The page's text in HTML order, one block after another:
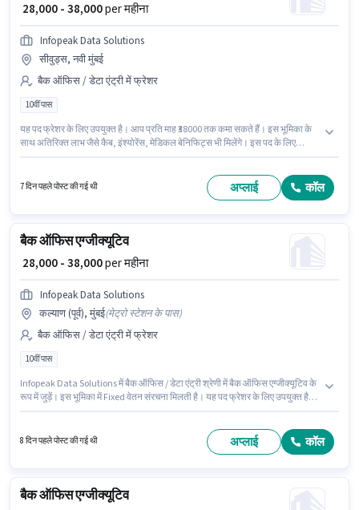
₹ 28,000 - 38,000per महीना
Infopeak Data Solutions
सीवुड्स, नवी मुंबई
बैक ऑफिस / डेटा एंट्री में फ्रेशर
10वीं पास
यह पद फ्रेशर के लिए उपयुक्त है। आप प्रति माह ₹38000 तक कमा सकते हैं। इस भूमिका के
साथ अतिरिक्त लाभ जैसे कैब, इंश्योरेंस, मेडिकल बेनिफिट्स भी मिलेंगे। इस पद के लिए
/ डेटा एंट्री श्रेणी में डॉक्यूमेंट वेरिफिकेशन (ऑफिस) पद के लिए सक्रिय रूप से हायर कर रहा
7 दिन पहले पोस्ट की गई थी अप्लाई कॉल
बैक ऑफिस एग्जीक्यूटिव
₹ 28,000 - 38,000per महीना
Infopeak Data Solutions
कल्याण (पूर्व), मुंबई(मेट्रो स्टेशन के पास)
बैक ऑफिस / डेटा एंट्री में फ्रेशर
10वीं पास
Infopeak Data Solutions में बैक ऑफिस / डेटा एंट्री श्रेणी में बैक ऑफिस एग्जीक्यूटिव के
रूप में जुड़ें। इस भूमिका में Fixed वेतन संरचना मिलती है। यह पद फ्रेशर के लिए उपयुक्त है।
8 दिन पहले पोस्ट की गई थी अप्लाई कॉल
बैक ऑफिस एग्जीक्यूटिव